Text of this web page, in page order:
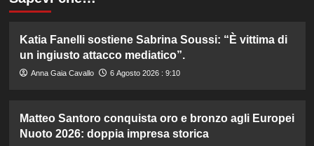
Katia Fanelli sostiene Sabrina Soussi: “È vittima di
un ingiusto attacco mediatico”.
Anna Gaia Cavallo 6 Agosto 2026 : 9:10
Matteo Santoro conquista oro e bronzo agli Europei
Nuoto 2026: doppia impresa storica